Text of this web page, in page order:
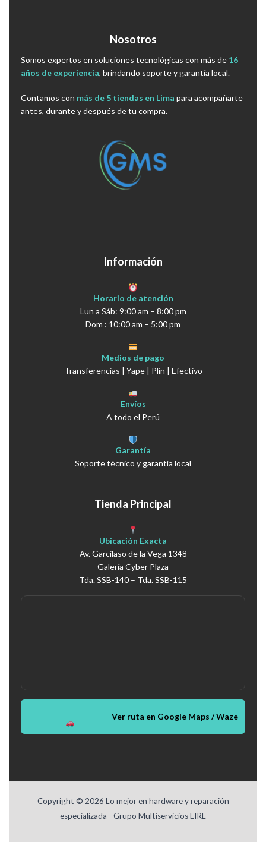
Nosotros
Somos expertos en soluciones tecnológicas con más de 16
años de experiencia, brindando soporte y garantía local.
Contamos con más de 5 tiendas en Lima para acompañarte
antes, durante y después de tu compra.
Información
Horario de atención
Lun a Sáb: 9:00 am – 8:00 pm
Dom : 10:00 am – 5:00 pm
Medios de pago
Transferencias | Yape | Plin | Efectivo
Envíos
A todo el Perú
Garantía
Soporte técnico y garantía local
Tienda Principal
Ubicación Exacta
Av. Garcilaso de la Vega 1348
Galería Cyber Plaza
Tda. SSB-140 – Tda. SSB-115
Ver ruta en Google Maps / Waze
Copyright © 2026 Lo mejor en hardware y reparación
especializada - Grupo Multiservicios EIRL